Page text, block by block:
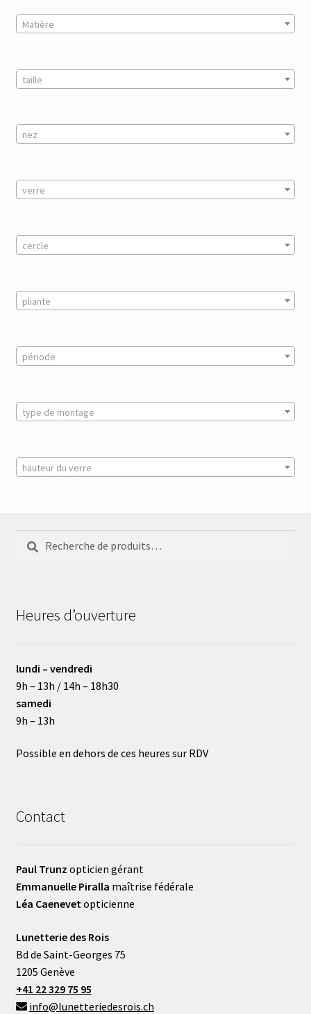
Matière
taille
nez
verre
cercle
pliante
période
type de montage
hauteur du verre
Recherche
pour :
Recherche
Heures d’ouverture
lundi – vendredi
9h – 13h / 14h – 18h30
samedi
9h – 13h
Possible en dehors de ces heures sur RDV
Contact
Paul Trunz opticien gérant
Emmanuelle Piralla maîtrise fédérale
Léa Caenevet opticienne
Lunetterie des Rois
Bd de Saint-Georges 75
1205 Genève
+41 22 329 75 95
info@lunetteriedesrois.ch